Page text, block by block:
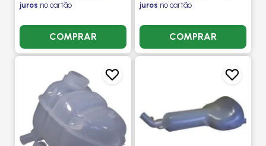
juros no cartão
COMPRAR
juros no cartão
COMPRAR